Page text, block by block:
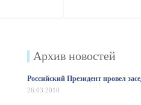
Архив новостей
Российский Президент провел
26.03.2010